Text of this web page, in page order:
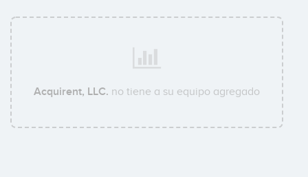
Acquirent, LLC. no tiene a su equipo agregado